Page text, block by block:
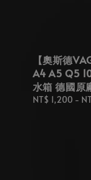
【奧斯德
A4 A5 Q5
水箱 德國原
Regular
NT$ 1,200-